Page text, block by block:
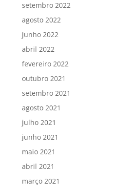
setembro 2022
agosto 2022
junho 2022
abril 2022
fevereiro 2022
outubro 2021
setembro 2021
agosto 2021
julho 2021
junho 2021
maio 2021
abril 2021
março 2021